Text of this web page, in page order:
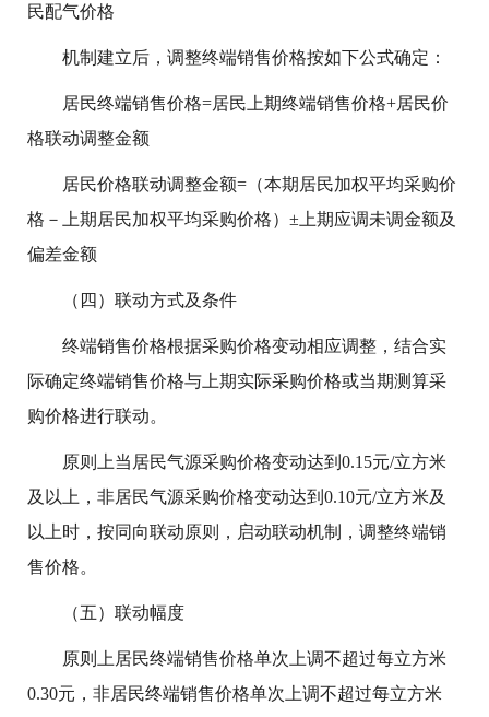
民配气价格
机制建立后，调整终端销售价格按如下公式确定：
居民终端销售价格=居民上期终端销售价格+居民价
格联动调整金额
居民价格联动调整金额=（本期居民加权平均采购价
格－上期居民加权平均采购价格）±上期应调未调金额及
偏差金额
（四）联动方式及条件
终端销售价格根据采购价格变动相应调整，结合实
际确定终端销售价格与上期实际采购价格或当期测算采
购价格进行联动。
原则上当居民气源采购价格变动达到0.15元/立方米
及以上，非居民气源采购价格变动达到0.10元/立方米及
以上时，按同向联动原则，启动联动机制，调整终端销
售价格。
（五）联动幅度
原则上居民终端销售价格单次上调不超过每立方米
0.30元，非居民终端销售价格单次上调不超过每立方米